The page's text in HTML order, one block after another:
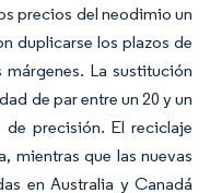
precios del neodimio un
duplicarse los plazos de
La sustitución
de par entre un 20 y un
de precisión. El reciclaje
mientras que las nuevas
en Australia y Canadá